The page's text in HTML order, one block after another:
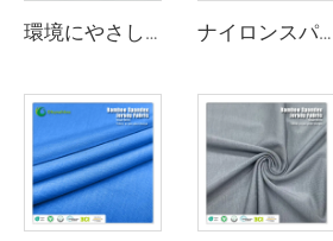
環境にやさしい67%バンブー、28%ヘンプ、5%スパンデックス製の通気性・抗菌・吸湿性に優れたフリース生地（ランジェリー・アクティブウェア用） ナイロンスパンデックスシングルジャージ生地 - 水着・スポーツウェア用の通気性・ストレッチ性・撥水・速乾性、135gsm、幅152cm